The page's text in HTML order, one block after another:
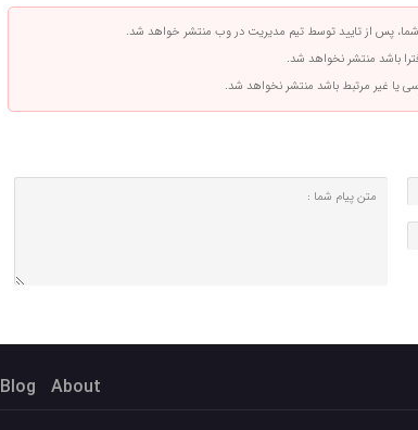
پس از تایید توسط تیم مدیریت در وب منتشر خواهد شد.
باشد منتشر نخواهد شد.
یا غیر مرتبط باشد منتشر نخواهد شد.
About
Blog